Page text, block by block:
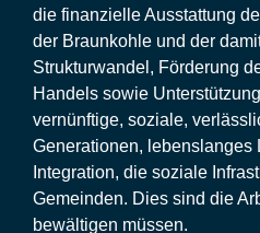
die finanzielle Ausstattung
der Braunkohle und der
Strukturwandel, Förderung
Handels sowie
vernünftige, soziale,
Generationen, lebenslanges
Integration, die soziale
Gemeinden. Dies sind die
bewältigen müssen.